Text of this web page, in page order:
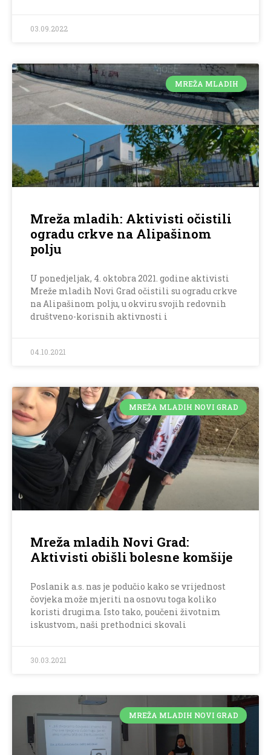
03.09.2022
MREŽA MLADIH
Mreža mladih: Aktivisti očistili
ogradu crkve na Alipašinom
polju
U ponedjeljak, 4. oktobra 2021. godine aktivisti
Mreže mladih Novi Grad očistili su ogradu crkve
na Alipašinom polju, u okviru svojih redovnih
društveno-korisnih aktivnosti i
04.10.2021
MREŽA MLADIH NOVI GRAD
Mreža mladih Novi Grad:
Aktivisti obišli bolesne komšije
Poslanik a.s. nas je podučio kako se vrijednost
čovjeka može mjeriti na osnovu toga koliko
koristi drugima. Isto tako, poučeni životnim
iskustvom, naši prethodnici skovali
30.03.2021
MREŽA MLADIH NOVI GRAD